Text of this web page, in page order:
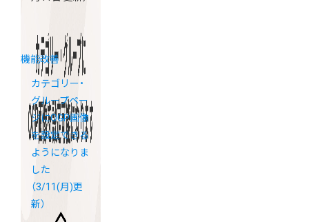
機能改善
カテゴリー・
グループペー
ジにOGP画像
を設定できる
ようになりま
した
（3/11(月)更
新）